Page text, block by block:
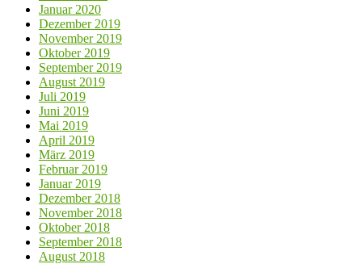
Januar 2020
Dezember 2019
November 2019
Oktober 2019
September 2019
August 2019
Juli 2019
Juni 2019
Mai 2019
April 2019
März 2019
Februar 2019
Januar 2019
Dezember 2018
November 2018
Oktober 2018
September 2018
August 2018